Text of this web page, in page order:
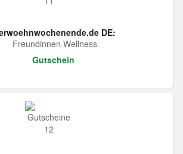
DE:
Freundinnen Wellness
Gutschein